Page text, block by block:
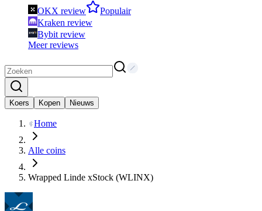
OKX review
Populair
Kraken review
Bybit review
Meer reviews
Koers Kopen Nieuws
Home
Alle coins
Wrapped Linde xStock (WLINX)